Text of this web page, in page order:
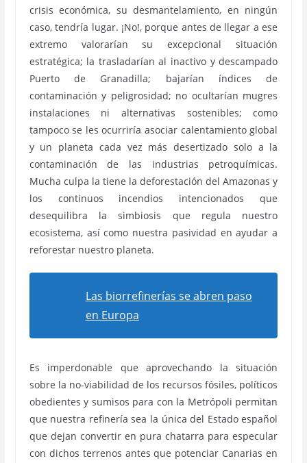
crisis económica, su desmantelamiento, en ningún
caso, tendría lugar. ¡No!, porque antes de llegar a ese
extremo valorarían su excepcional situación
estratégica; la trasladarían al inactivo y descampado
Puerto de Granadilla; bajarían índices de
contaminación y peligrosidad; no ocultarían mugres
instalaciones ni alternativas sostenibles; como
tampoco se les ocurriría asociar calentamiento global
y un planeta cada vez más desertizado solo a la
contaminación de las industrias petroquímicas.
Mucha culpa la tiene la deforestación del Amazonas y
los continuos incendios intencionados que
desequilibra la simbiosis que regula nuestro
ecosistema, así como nuestra pasividad en ayudar a
reforestar nuestro planeta.
Las biorrefinerías se abren paso
en Europa
Es imperdonable que aprovechando la situación
sobre la no-viabilidad de los recursos fósiles, políticos
obedientes y sumisos para con la Metrópoli permitan
que nuestra refinería sea la única del Estado español
que dejan convertir en pura chatarra para especular
con dichos terrenos antes que potenciar Canarias en